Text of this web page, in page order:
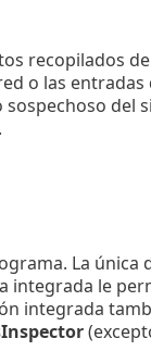
recopilados
o las
del
La única
integrada le
integrada